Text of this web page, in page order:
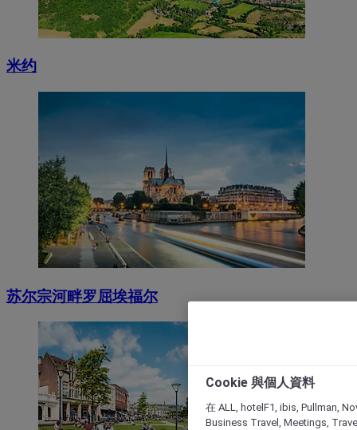
米约
苏尔宗河畔罗屈埃福尔
Cookie 與個人資料
在 ALL, hotelF1, ibis, Pullman,
Business Travel, Meetings,